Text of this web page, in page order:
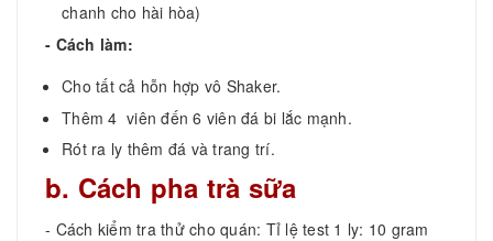
chanh cho hài hòa)
- Cách làm:
Cho tất cả hỗn hợp vô Shaker.
Thêm 4 viên đến 6 viên đá bi lắc mạnh.
Rót ra ly thêm đá và trang trí.
b. Cách pha trà sữa
- Cách kiểm tra thử cho quán: Tỉ lệ test 1 ly: 10 gram